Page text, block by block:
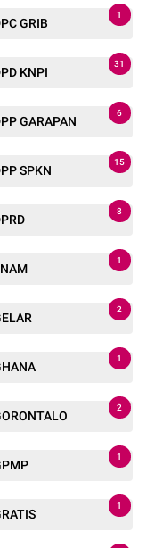
GRIB
1
KNPI
31
GARAPAN
6
SPKN
15
8
1
2
1
2
1
1